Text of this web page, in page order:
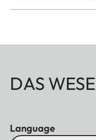
DAS
Language